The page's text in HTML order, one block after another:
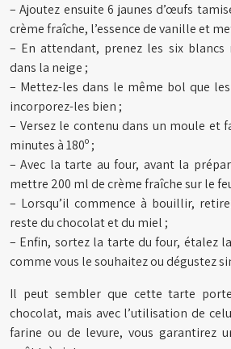
– Ajoutez ensuite 6 jaunes d’œufs
crème fraîche, l’essence de vanille et
– En attendant, prenez les six blancs
dans la neige ;
– Mettez-les dans le même bol que
incorporez-les bien ;
– Versez le contenu dans un moule et
minutes à 180º ;
– Avec la tarte au four, avant la
mettre 200 ml de crème fraîche sur le
– Lorsqu’il commence à bouillir,
reste du chocolat et du miel ;
– Enfin, sortez la tarte du four, étalez
comme vous le souhaitez ou dégustez
Il peut sembler que cette tarte
chocolat, mais avec l’utilisation de
farine ou de levure, vous garantirez